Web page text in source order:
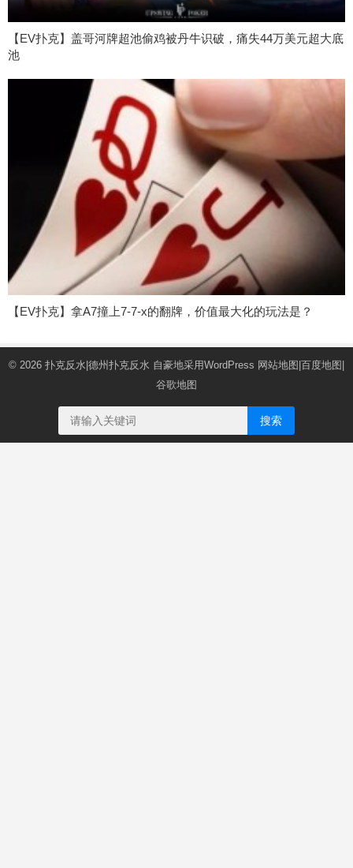
【EV扑克】盖哥河牌超池偷鸡被丹牛识破，痛失44万美元超大底
池
【EV扑克】拿A7撞上7-7-x的翻牌，价值最大化的玩法是？
© 2026 扑克反水|德州扑克反水 自豪地采用WordPress 网站地图 百度地图
谷歌地图
搜索